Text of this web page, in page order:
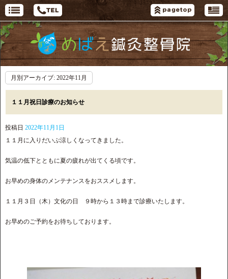
月別アーカイブ: 2022年11月
１１月祝日診療のお知らせ
投稿日 2022年11月1日
１１月に入りだいぶ涼しくなってきました。
気温の低下とともに夏の疲れが出てくる頃です。
お早めの身体のメンテナンスをおススメします。
１１月３日（木）文化の日 ９時から１３時まで診療いたします。
お早めのご予約をお待ちしております。